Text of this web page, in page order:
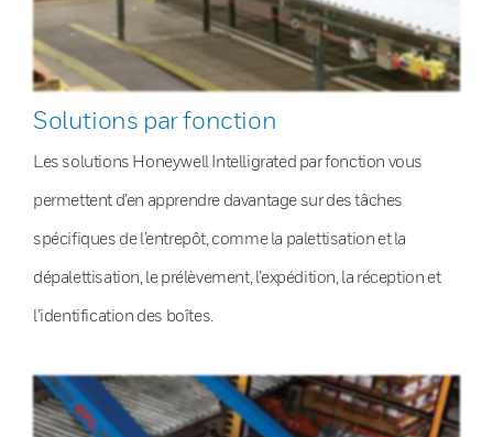
Solutions par fonction
Les solutions Honeywell Intelligrated par fonction vous
permettent d’en apprendre davantage sur des tâches
spécifiques de l’entrepôt, comme la palettisation et la
dépalettisation, le prélèvement, l’expédition, la réception et
l’identification des boîtes.